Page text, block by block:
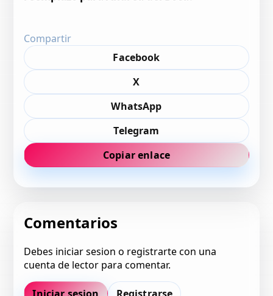
Compartir
Facebook
X
WhatsApp
Telegram
Copiar enlace
Comentarios
Debes iniciar sesion o registrarte con una
cuenta de lector para comentar.